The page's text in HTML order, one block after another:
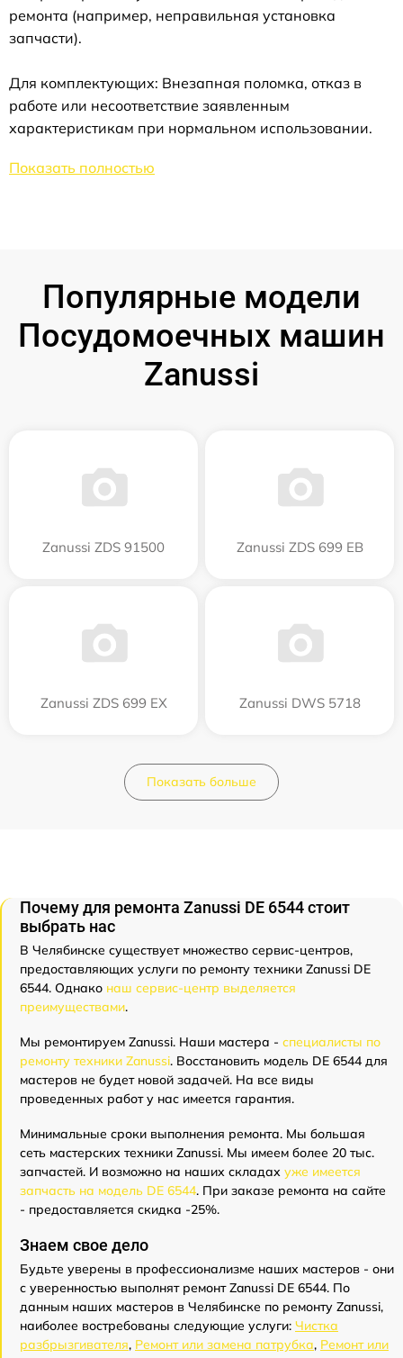
ремонта (например, неправильная установка
запчасти).
Для комплектующих: Внезапная поломка, отказ в
работе или несоответствие заявленным
характеристикам при нормальном использовании.
Показать полностью
Популярные модели
Посудомоечных машин
Zanussi
Zanussi ZDS 91500 Zanussi ZDS 699 EB
Zanussi ZDS 699 EX Zanussi DWS 5718
Показать больше
Почему для ремонта Zanussi DE 6544 стоит
выбрать нас
В Челябинске существует множество сервис-центров,
предоставляющих услуги по ремонту техники Zanussi DE
6544. Однако наш сервис-центр выделяется
преимуществами.
Мы ремонтируем Zanussi. Наши мастера - специалисты по
ремонту техники Zanussi. Восстановить модель DE 6544 для
мастеров не будет новой задачей. На все виды
проведенных работ у нас имеется гарантия.
Минимальные сроки выполнения ремонта. Мы большая
сеть мастерских техники Zanussi. Мы имеем более 20 тыс.
запчастей. И возможно на наших складах уже имеется
запчасть на модель DE 6544. При заказе ремонта на сайте
- предоставляется скидка -25%.
Знаем свое дело
Будьте уверены в профессионализме наших мастеров - они
с уверенностью выполнят ремонт Zanussi DE 6544. По
данным наших мастеров в Челябинске по ремонту Zanussi,
наиболее востребованы следующие услуги: Чистка
разбрызгивателя, Ремонт или замена патрубка, Ремонт или